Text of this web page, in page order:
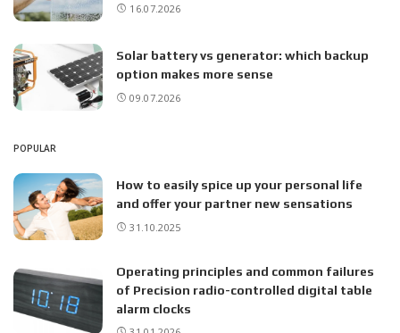
16.07.2026
Solar battery vs generator: which backup
option makes more sense
09.07.2026
POPULAR
How to easily spice up your personal life
and offer your partner new sensations
31.10.2025
Operating principles and common failures
of Precision radio-controlled digital table
alarm clocks